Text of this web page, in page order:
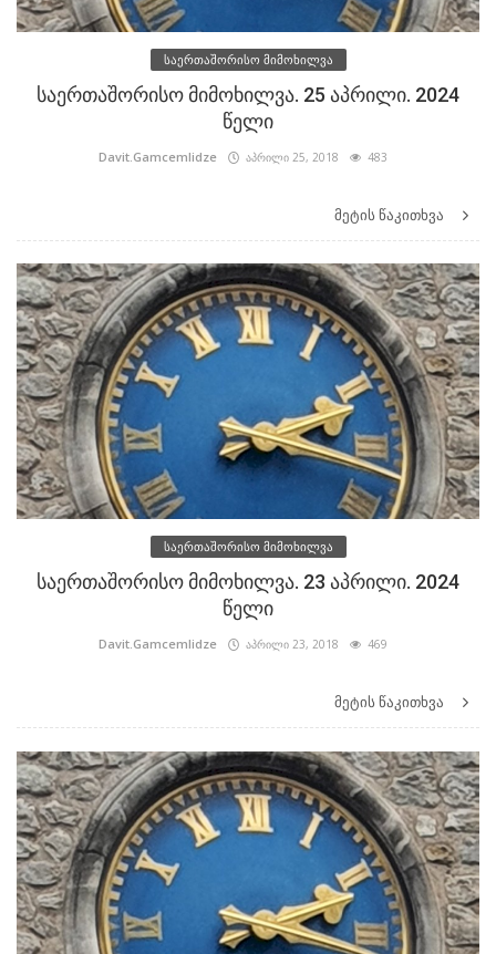
საერთაშორისო მიმოხილვა
საერთაშორისო მიმოხილვა. 25 აპრილი. 2024
წელი
Davit.Gamcemlidze აპრილი 25, 2018 483
მეტის წაკითხვა
საერთაშორისო მიმოხილვა
საერთაშორისო მიმოხილვა. 23 აპრილი. 2024
წელი
Davit.Gamcemlidze აპრილი 23, 2018 469
მეტის წაკითხვა